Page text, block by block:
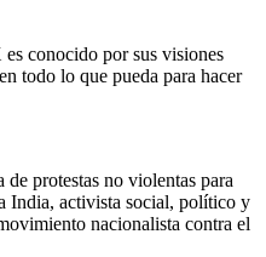
conocido por sus visiones
todo lo que pueda para hacer
protestas no violentas para
India, activista social, político y
nacionalista contra el